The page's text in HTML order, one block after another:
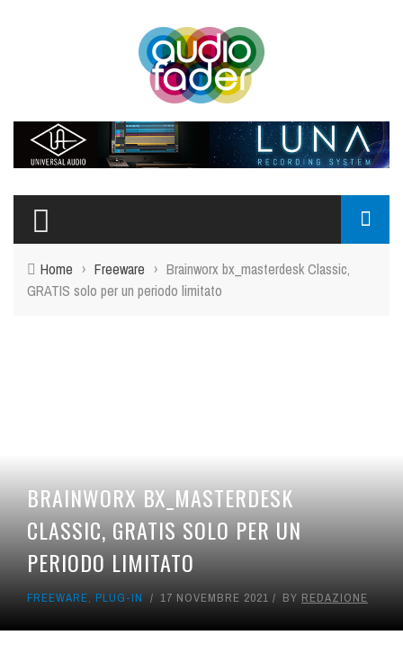
Home › Freeware › Brainworx bx_masterdesk Classic,
GRATIS solo per un periodo limitato
BRAINWORX BX_MASTERDESK
CLASSIC, GRATIS SOLO PER UN
PERIODO LIMITATO
FREEWARE, PLUG-IN 17 NOVEMBRE 2021 BY REDAZIONE